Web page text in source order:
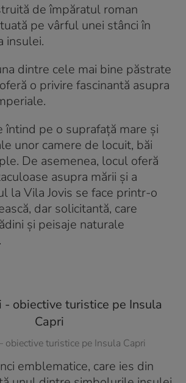
de împăratul roman
pe vârful unei stânci în
insulei.
dintre cele mai bine păstrate
o privire fascinantă asupra
întind pe o suprafață mare și
unor camere de locuit, băi
De asemenea, locul oferă
asupra mării și a
la Vila Jovis se face printr-o
dar solicitantă, care
și peisaje naturale
obiective turistice pe Insula Capri
emblematice, care ies din